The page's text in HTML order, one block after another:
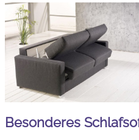
Besonderes